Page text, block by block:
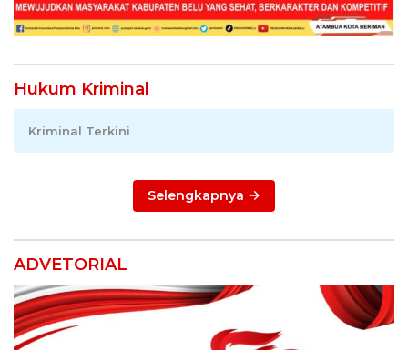
Hukum Kriminal
Kriminal Terkini
Selengkapnya
ADVETORIAL